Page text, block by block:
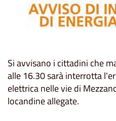
Si avvisano i cittadini che
alle 16.30 sarà interrotta
elettrica nelle vie di
locandine allegate.